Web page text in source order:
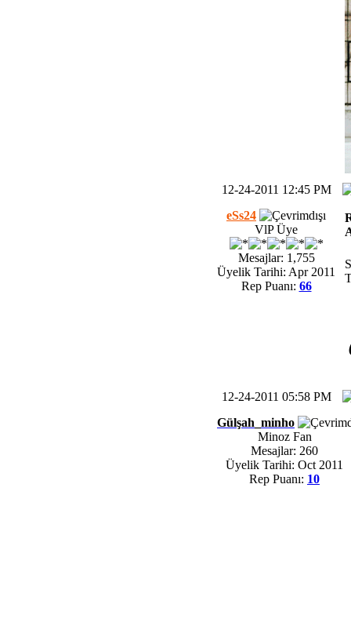
12-24-2011 12:45 PM
eSs24
VlP Üye
Mesajlar: 1,755
Üyelik Tarihi: Apr 2011
Rep Puanı: 66
12-24-2011 05:58 PM
Gülşah_minho
Minoz Fan
Mesajlar: 260
Üyelik Tarihi: Oct 2011
Rep Puanı: 10